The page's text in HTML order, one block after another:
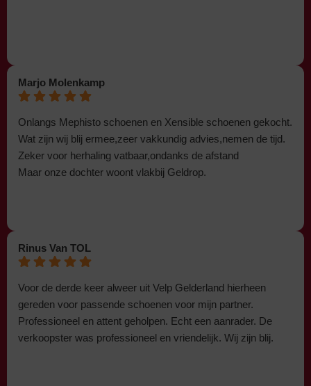
Marjo Molenkamp
Onlangs Mephisto schoenen en Xensible schoenen gekocht.
Wat zijn wij blij ermee,zeer vakkundig advies,nemen de tijd.
Zeker voor herhaling vatbaar,ondanks de afstand
Maar onze dochter woont vlakbij Geldrop.
Rinus Van TOL
Voor de derde keer alweer uit Velp Gelderland hierheen
gereden voor passende schoenen voor mijn partner.
Professioneel en attent geholpen. Echt een aanrader. De
verkoopster was professioneel en vriendelijk. Wij zijn blij.